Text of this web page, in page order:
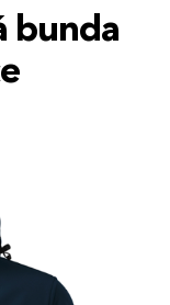
bunda